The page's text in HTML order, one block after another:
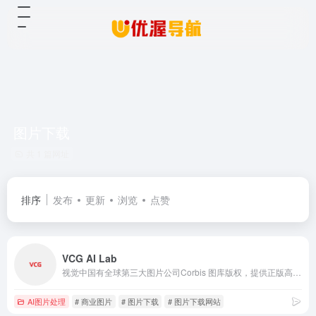
排序 发布 更新 浏览 点赞
VCG AI Lab
AI图片处理 # 商业图片 # 图片下载 # 图片下载网站